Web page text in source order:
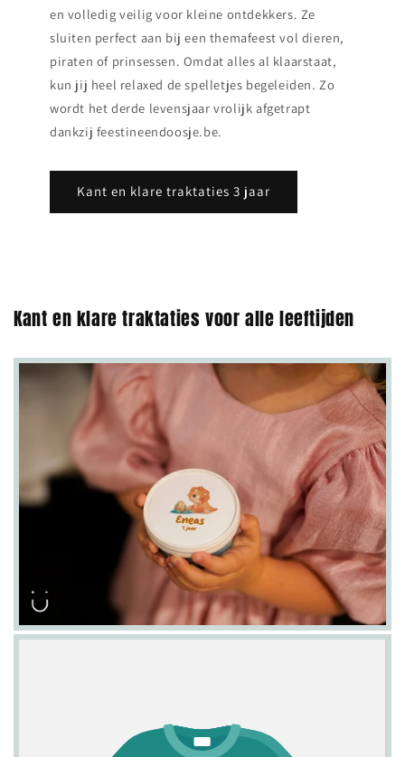
en volledig veilig voor kleine ontdekkers. Ze
sluiten perfect aan bij een themafeest vol dieren,
piraten of prinsessen. Omdat alles al klaarstaat,
kun jij heel relaxed de spelletjes begeleiden. Zo
wordt het derde levensjaar vrolijk afgetrapt
dankzij feestineendoosje.be.
Kant en klare traktaties 3 jaar
Kant en klare traktaties voor alle leeftijden